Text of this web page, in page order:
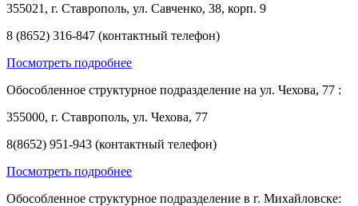
355021, г. Ставрополь, ул. Савченко, 38, корп. 9
8 (8652) 316-847 (контактный телефон)
Посмотреть подробнее
Обособленное структурное подразделение на ул. Чехова, 77 :
355000, г. Ставрополь, ул. Чехова, 77
8(8652) 951-943 (контактный телефон)
Посмотреть подробнее
Обособленное структурное подразделение в г. Михайловске: